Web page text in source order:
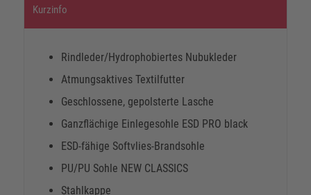
Kurzinfo
Rindleder/Hydrophobiertes Nubukleder
Atmungsaktives Textilfutter
Geschlossene, gepolsterte Lasche
Ganzflächige Einlegesohle ESD PRO black
ESD-fähige Softvlies-Brandsohle
PU/PU Sohle NEW CLASSICS
Stahlkappe